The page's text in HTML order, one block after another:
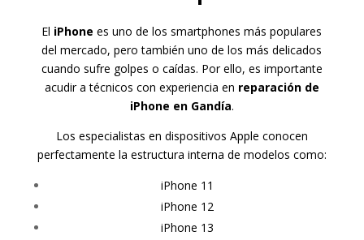
El iPhone es uno de los smartphones más populares
del mercado, pero también uno de los más delicados
cuando sufre golpes o caídas. Por ello, es importante
acudir a técnicos con experiencia en reparación de
iPhone en Gandía.
Los especialistas en dispositivos Apple conocen
perfectamente la estructura interna de modelos como:
iPhone 11
iPhone 12
iPhone 13